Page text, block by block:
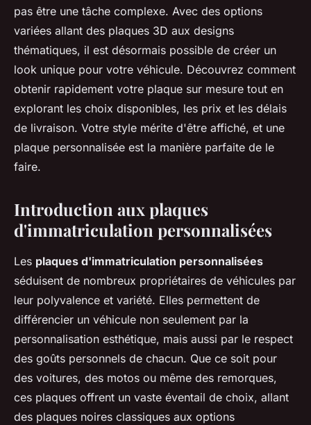
pas être une tâche complexe. Avec des options
variées allant des plaques 3D aux designs
thématiques, il est désormais possible de créer un
look unique pour votre véhicule. Découvrez comment
obtenir rapidement votre plaque sur mesure tout en
explorant les choix disponibles, les prix et les délais
de livraison. Votre style mérite d'être affiché, et une
plaque personnalisée est la manière parfaite de le
faire.
Introduction aux plaques
d'immatriculation personnalisées
Les plaques d'immatriculation personnalisées
séduisent de nombreux propriétaires de véhicules par
leur polyvalence et variété. Elles permettent de
différencier un véhicule non seulement par la
personnalisation esthétique, mais aussi par le respect
des goûts personnels de chacun. Que ce soit pour
des voitures, des motos ou même des remorques,
ces plaques offrent un vaste éventail de choix, allant
des plaques noires classiques aux options